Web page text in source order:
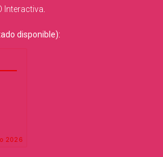
Interactiva.
disponible):